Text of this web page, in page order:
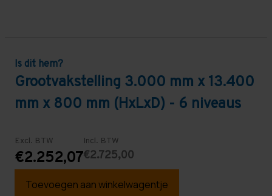
Is dit hem?
Grootvakstelling 3.000 mm x 13.400
mm x 800 mm (HxLxD) - 6 niveaus
Excl. BTW
€2.252,07
Incl. BTW
€2.725,00
Toevoegen aan winkelwagentje